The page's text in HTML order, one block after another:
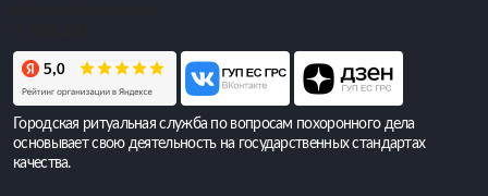
Городская ритуальная служба по вопросам похоронного дела
основывает свою деятельность на государственных стандартах
качества.